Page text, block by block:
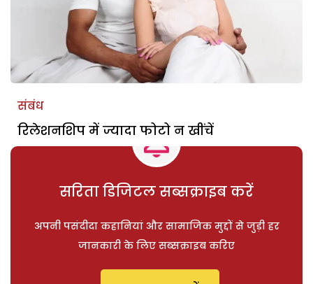
संबंध
रिलेशनशिप में ज्यादा फोटो न खींचें
सरिता डिजिटल सब्सक्राइब करें
अपनी पसंदीदा कहानियां और सामाजिक मुद्दों से जुड़ी हर
जानकारी के लिए सब्सक्राइब करिए